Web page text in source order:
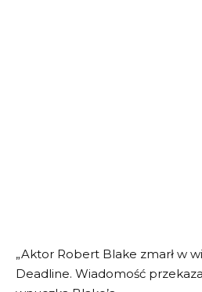
„Aktor Robert Blake zmarł w
Deadline. Wiadomość